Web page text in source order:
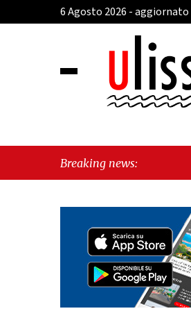
6 Agosto 2026 - aggiornato
Breaking news: